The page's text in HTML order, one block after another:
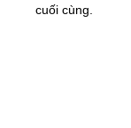
cuối cùng.